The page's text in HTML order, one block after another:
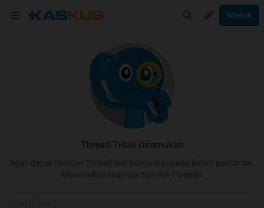
Masuk
Thread Tidak Ditemukan
Agan dapat mencari Thread dan Komunitas pada kolom pencarian.
Menemukan inspirasi dari Hot Threads.